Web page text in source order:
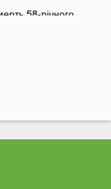
58-річного
ТЦК під час
про війну в